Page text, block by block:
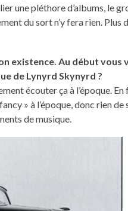
une pléthore d’albums, le
du sort n’y fera rien. Plus
existence. Au début vous
de Lynyrd Skynyrd ?
écouter ça à l’époque. En
» à l’époque, donc rien de
de musique.